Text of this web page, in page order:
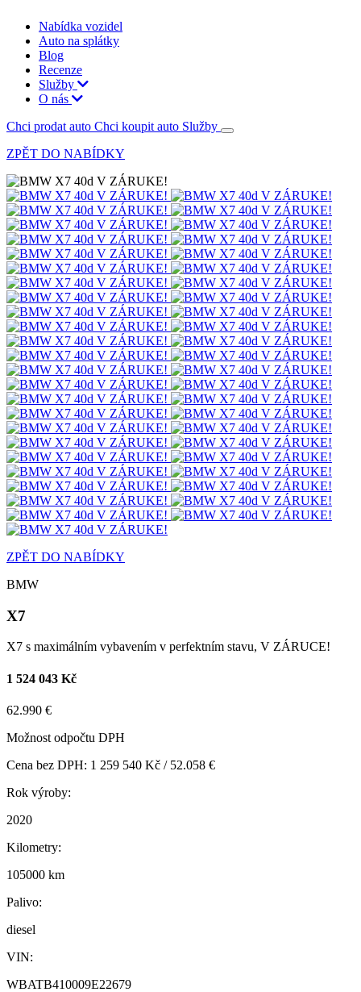
Nabídka vozidel
Auto na splátky
Blog
Recenze
Služby
O nás
Chci prodat auto Chci koupit auto Služby
ZPĚT DO NABÍDKY
ZPĚT DO NABÍDKY
BMW
X7
X7 s maximálním vybavením v perfektním stavu, V ZÁRUCE!
1 524 043 Kč
62.990 €
Možnost odpočtu DPH
Cena bez DPH: 1 259 540 Kč / 52.058 €
Rok výroby:
2020
Kilometry:
105000 km
Palivo:
diesel
VIN:
WBATB410009E22679